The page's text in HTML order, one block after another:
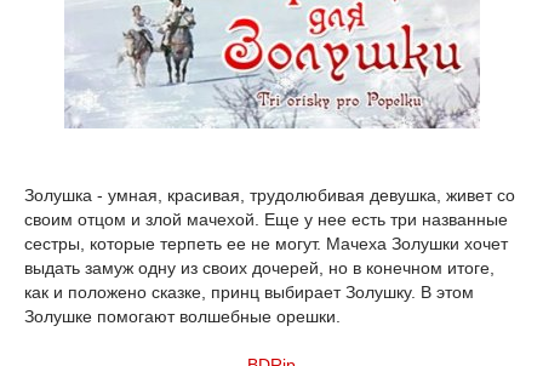
Золушка - умная, красивая, трудолюбивая девушка, живет со
своим отцом и злой мачехой. Еще у нее есть три названные
сестры, которые терпеть ее не могут. Мачеха Золушки хочет
выдать замуж одну из своих дочерей, но в конечном итоге,
как и положено сказке, принц выбирает Золушку. В этом
Золушке помогают волшебные орешки.